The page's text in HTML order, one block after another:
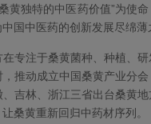
黄独特的中医药价值”为使
国中医药的创新发展尽绵薄
专注于桑黄菌种、种植、
推动成立中国桑黄产业分
吉林、浙江三省出台桑黄
桑黄重新回归中药材序列。